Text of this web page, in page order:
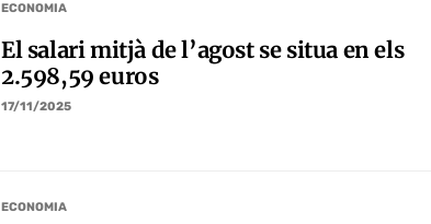
ECONOMIA
El salari mitjà de l’agost se situa en els
2.598,59 euros
17/11/2025
ECONOMIA